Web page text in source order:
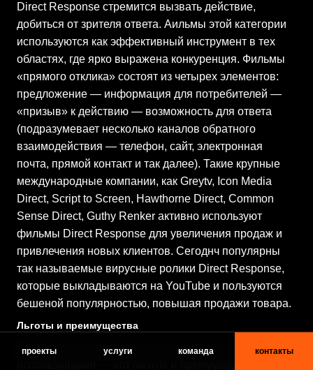
Direct Response стремится вызвать действие,
добиться от зрителя ответа. Aильмы этой категории
используются как эффективный инструмент в тех
областях, где ярко выражена конкуренция. Фильмы
«прямого отклика» состоят из четырех элементов:
предложение — информация для потребителей —
«призыв» к действию — возможность для ответа
(подразумевает несколько каналов обратного
взаимодействия — телефон, сайт, электронная
почта, прямой контакт и так далее). Такие крупные
международные компании, как Greytv, Icon Media
Direct, Script to Screen, Hawthorne Direct, Common
Sense Direct, Guthy Renker активно используют
фильмы Direct Response для увеличения продаж и
привлечения новых клиентов. Сегоднч популярны
так называемые вирусные ролики Direct Response,
которые выкладываются на YouTube и пользуются
бешеной популярностью, повышая продажи товара.
Льготы и преимущества
Ещё один вид фильмов для внутреннего
проекты услуги команда контакты